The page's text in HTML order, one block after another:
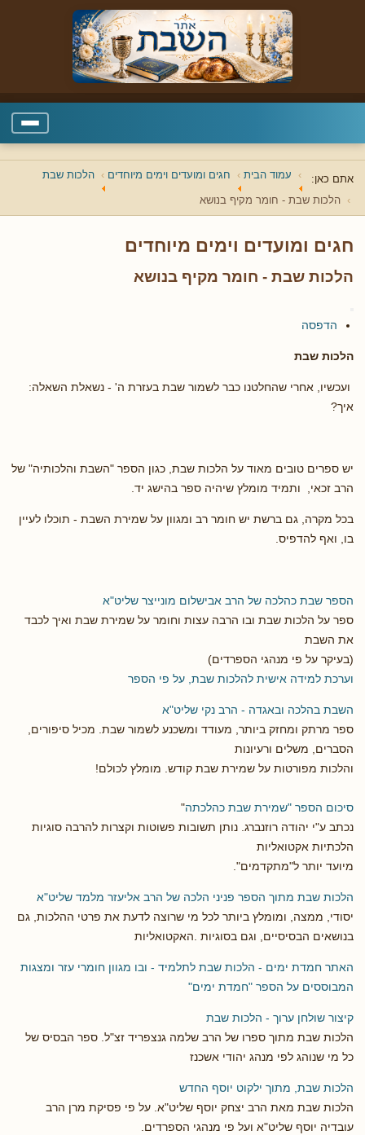
אתם כאן: עמוד הבית חגים ומועדים וימים מיוחדים הלכות שבת
הלכות שבת - חומר מקיף בנושא
חגים ומועדים וימים מיוחדים
הלכות שבת - חומר מקיף בנושא
הדפסה
הלכות שבת
ועכשיו, אחרי שהחלטנו כבר לשמור שבת בעזרת ה' - נשאלת השאלה:
איך?
יש ספרים טובים מאוד על הלכות שבת, כגון הספר "השבת והלכותיה" של
הרב זכאי, ותמיד מומלץ שיהיה ספר בהישג יד.
בכל מקרה, גם ברשת יש חומר רב ומגוון על שמירת השבת - תוכלו לעיין
בו, ואף להדפיס.
הספר שבת כהלכה של הרב אבישלום מונייצר שליט"א
ספר על הלכות שבת ובו הרבה עצות וחומר על שמירת שבת ואיך לכבד
את השבת
(בעיקר על פי מנהגי הספרדים)
וערכת למידה אישית להלכות שבת, על פי הספר
השבת בהלכה ובאגדה - הרב נקי שליט"א
ספר מרתק ומחזק ביותר, מעודד ומשכנע לשמור שבת. מכיל סיפורים,
הסברים, משלים ורעיונות
והלכות מפורטות על שמירת שבת קודש. מומלץ לכולם!
סיכום הספר "שמירת שבת כהלכתה"
נכתב ע"י יהודה רוזנברג. נותן תשובות פשוטות וקצרות להרבה סוגיות
הלכתיות אקטואליות
מיועד יותר ל"מתקדמים".
הלכות שבת מתוך הספר פניני הלכה של הרב אליעזר מלמד שליט"א
יסודי, ממצה, ומומלץ ביותר לכל מי שרוצה לדעת את פרטי ההלכות, גם
בנושאים הבסיסיים, וגם בסוגיות .האקטואליות
האתר חמדת ימים - הלכות שבת לתלמיד - ובו מגוון חומרי עזר ומצגות
המבוססים על הספר "חמדת ימים"
קיצור שולחן ערוך - הלכות שבת
הלכות שבת מתוך ספרו של הרב שלמה גנצפריד זצ"ל. ספר הבסיס של
כל מי שנוהג לפי מנהג יהודי אשכנז
הלכות שבת, מתוך ילקוט יוסף החדש
הלכות שבת מאת הרב יצחק יוסף שליט"א. על פי פסיקת מרן הרב
עובדיה יוסף שליט"א ועל פי מנהגי הספרדים.